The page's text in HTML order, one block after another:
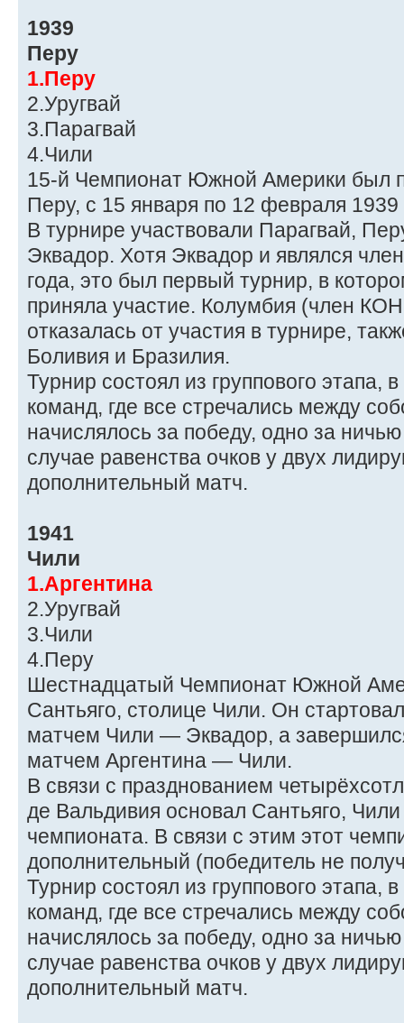
1939
Перу
1.Перу
2.Уругвай
3.Парагвай
4.Чили
15-й Чемпионат Южной Америки был
Перу, с 15 января по 12 февраля 1939
В турнире участвовали Парагвай,
Эквадор. Хотя Эквадор и являлся
года, это был первый турнир, в
приняла участие. Колумбия (член
отказалась от участия в турнире,
Боливия и Бразилия.
Турнир состоял из группового этапа,
команд, где все стречались между
начислялось за победу, одно за
случае равенства очков у двух
дополнительный матч.
1941
Чили
1.Аргентина
2.Уругвай
3.Чили
4.Перу
Шестнадцатый Чемпионат Южной
Сантьяго, столице Чили. Он
матчем Чили — Эквадор, а
матчем Аргентина — Чили.
В связи с празднованием
де Вальдивия основал Сантьяго,
чемпионата. В связи с этим этот
дополнительный (победитель не
Турнир состоял из группового этапа,
команд, где все стречались между
начислялось за победу, одно за
случае равенства очков у двух
дополнительный матч.